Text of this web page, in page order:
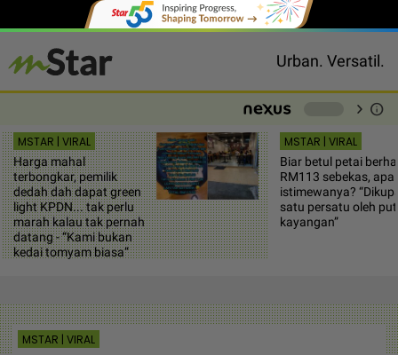
Urban. Versatil.
chevron_right info
MSTAR | VIRAL
Harga mahal
terbongkar, pemilik
dedah dah dapat green
light KPDN... tak perlu
marah kalau tak pernah
datang - “Kami bukan
kedai tomyam biasa”
MSTAR | VIRAL
Biar betul petai
RM113 sebekas, apa
istimewanya?
satu persatu oleh
kayangan”
MSTAR | VIRAL